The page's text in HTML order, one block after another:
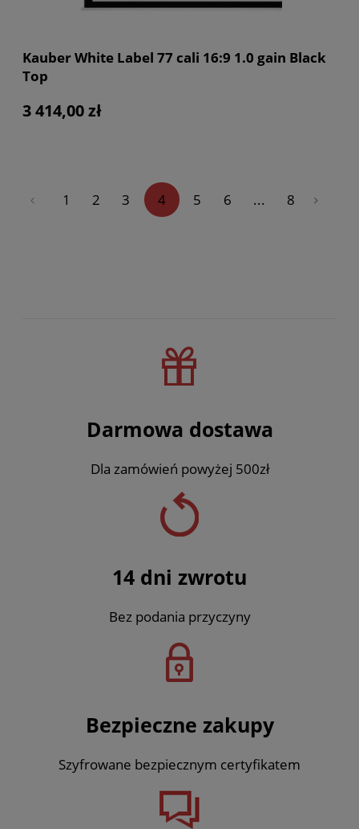
Kauber White Label 77 cali 16:9 1.0 gain Black
Top
3 414,00 zł
« 1 2 3 4 5 6 ... 8 »
Darmowa dostawa
Dla zamówień powyżej 500zł
14 dni zwrotu
Bez podania przyczyny
Bezpieczne zakupy
Szyfrowane bezpiecznym certyfikatem